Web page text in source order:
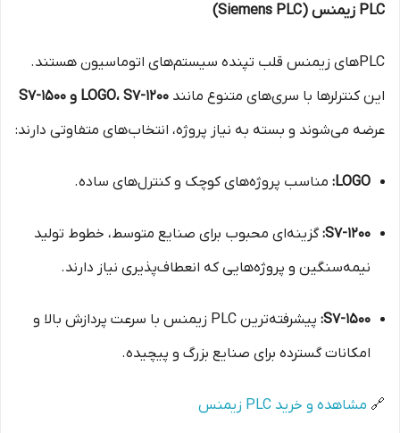
PLC زیمنس (Siemens PLC)
PLCهای زیمنس قلب تپنده سیستم‌های اتوماسیون هستند.
این کنترلرها با سری‌های متنوع مانند LOGO، S7-1200 و S7-1500
عرضه می‌شوند و بسته به نیاز پروژه، انتخاب‌های متفاوتی دارند:
LOGO: مناسب پروژه‌های کوچک و کنترل‌های ساده.
S7-1200: گزینه‌ای محبوب برای صنایع متوسط، خطوط تولید
نیمه‌سنگین و پروژه‌هایی که انعطاف‌پذیری نیاز دارند.
S7-1500:
پیشرفته‌ترین PLC زیمنس با سرعت پردازش بالا و
امکانات گسترده برای صنایع بزرگ و پیچیده.
🔗 مشاهده و خرید PLC زیمنس